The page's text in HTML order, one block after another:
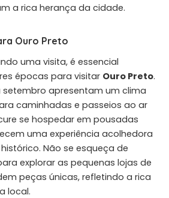
a rica herança da cidade.
Ouro Preto
uma visita, é essencial
épocas para visitar Ouro Preto.
setembro apresentam um clima
caminhadas e passeios ao ar
se hospedar em pousadas
uma experiência acolhedora
Não se esqueça de
explorar as pequenas lojas de
peças únicas, refletindo a rica
local.